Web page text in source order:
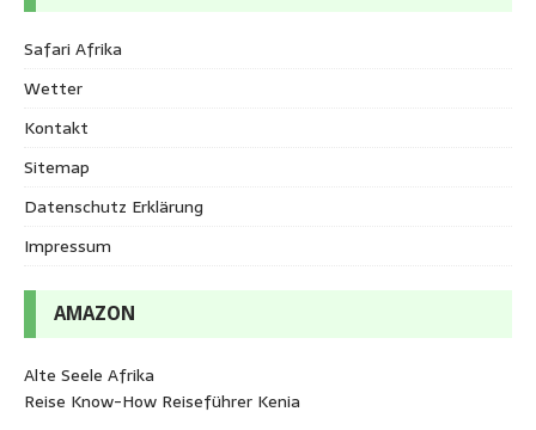
Safari Afrika
Wetter
Kontakt
Sitemap
Datenschutz Erklärung
Impressum
AMAZON
Alte Seele Afrika
Reise Know-How Reiseführer Kenia